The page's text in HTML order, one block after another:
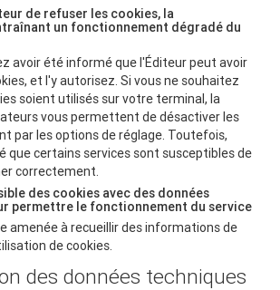
de refuser les cookies, la
un fonctionnement dégradé du
avoir été informé que l'Éditeur peut avoir
et l'y autorisez. Si vous ne souhaitez
soient utilisés sur votre terminal, la
vous permettent de désactiver les
par les options de réglage. Toutefois,
que certains services sont susceptibles de
correctement.
des cookies avec des données
permettre le fonctionnement du service
amenée à recueillir des informations de
de cookies.
des données techniques